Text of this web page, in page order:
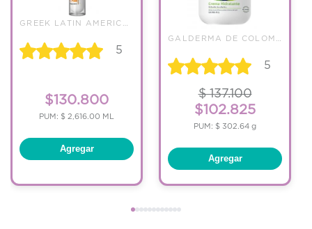
5
$130.800
PUM: $ 2,616.00 ML
Agregar
5
$ 137.100
$102.825
PUM: $ 302.64 g
Agregar